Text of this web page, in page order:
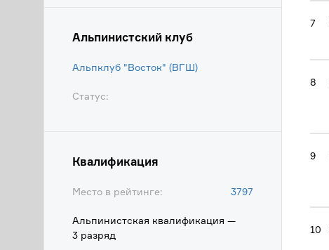
Альпинистский клуб
Альпклуб "Восток" (ВГШ)
Статус:
Квалификация
Место в рейтинге: 3797
Альпинистская квалификация —
3 разряд
7
8
9
10